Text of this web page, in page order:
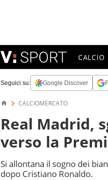
CALCIO
Seguici su: Google Discover
CALCIOMERCATO
Real Madrid,
verso la
Si allontana il sogno dei
dopo Cristiano Ronaldo.